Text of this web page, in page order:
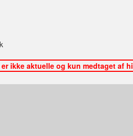
er ikke aktuelle og kun medtaget af